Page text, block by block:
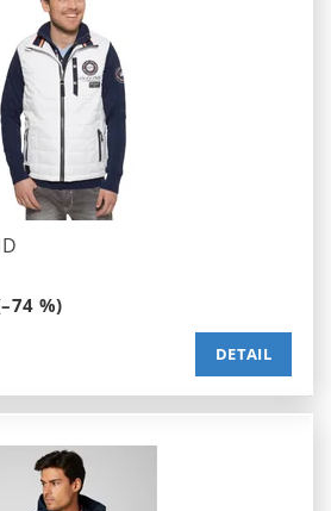
%)
DETAIL